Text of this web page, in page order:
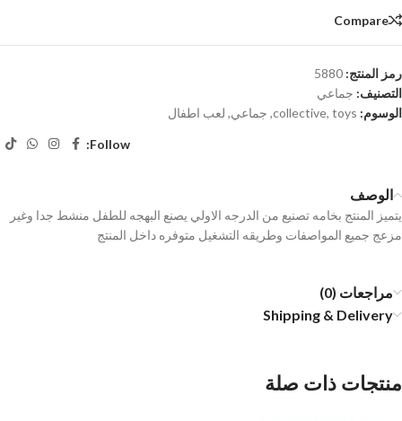
Compare
رمز المنتج: 5880
التصنيف: جماعي
الوسوم:
collective, toys
, جماعي, لعب اطفال
Follow:
الوصف
يتميز المنتج بخامه تصنيع من الدرجه الاولي يصنع البهجه للطفل منشط جدا وغير
مزعج جميع المواصفات وطريقه التشغيل متوفره داخل المنتج
مراجعات (0)
Shipping & Delivery
منتجات ذات صلة